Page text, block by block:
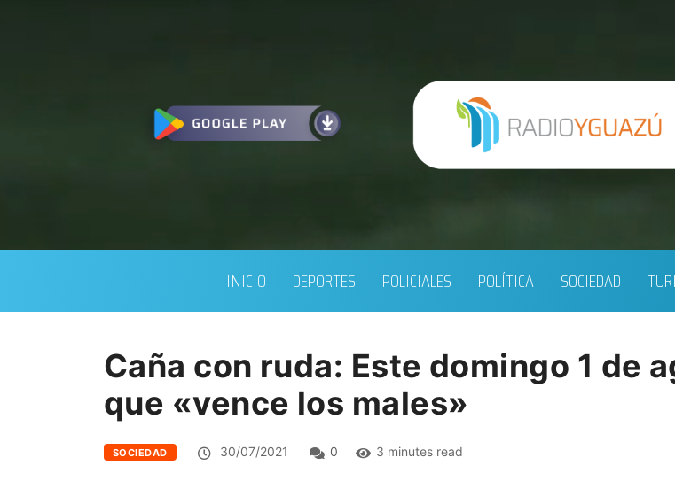
INICIO DEPORTES POLICIALES POLÍTICA SOCIEDAD
Caña con ruda: Este domingo 1 de
que «vence los males»
SOCIEDAD 30/07/2021 0 3 minutes read